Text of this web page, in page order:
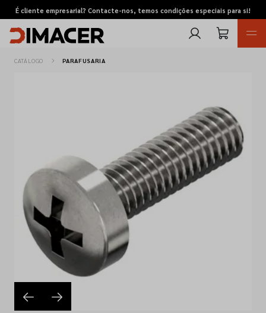
É cliente empresarial? Contacte-nos, temos condições especiais para si!
Pedidos de cotação
Marcas
Favoritos
Empresa
CATÁLOGO PARAFUSARIA